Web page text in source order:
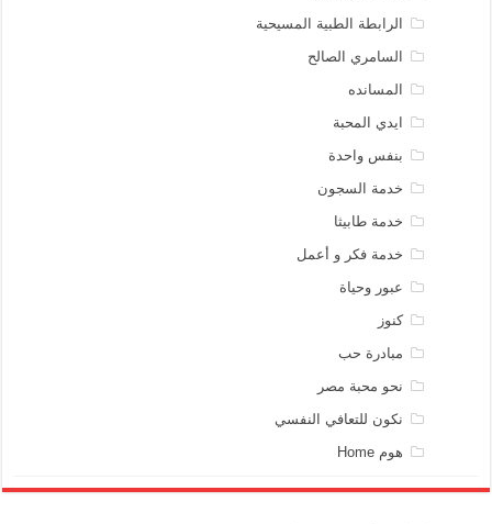
الرابطة الطبية المسيحية
السامري الصالح
المسانده
ايدي المحبة
بنفس واحدة
خدمة السجون
خدمة طابيثا
خدمة فكر و أعمل
عبور وحياة
كنوز
مبادرة حب
نحو محبة مصر
نكون للتعافي النفسي
هوم Home